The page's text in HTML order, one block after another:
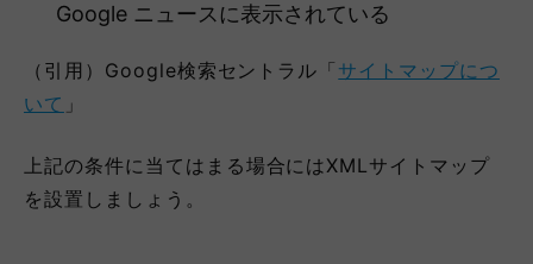
Google ニュースに表示されている
（引用）Google検索セントラル「 サイトマップにつ
いて 」
上記の条件に当てはまる場合にはXMLサイトマップ
を設置しましょう。